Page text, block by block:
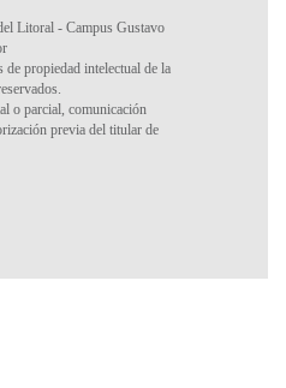
Litoral - Campus Gustavo
propiedad intelectual de la
o parcial, comunicación
previa del titular de